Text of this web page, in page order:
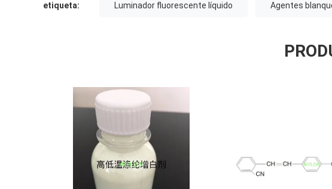
etiqueta: Luminador fluorescente líquido Agentes